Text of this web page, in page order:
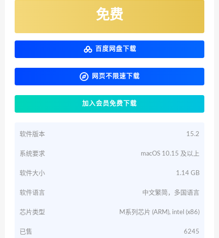
免费
百度网盘下载
网页不限速下载
加入会员免费下载
软件版本 15.2
系统要求 macOS 10.15 及以上
软件大小 1.14 GB
软件语言 中文繁简，多国语言
芯片类型 M系列芯片 (ARM), intel (x86)
已售 6245